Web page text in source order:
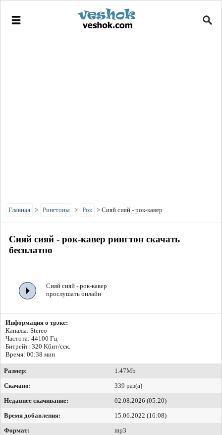
Главная > Рингтоны > Рок > Сияй сияй - рок-кавер
Сияй сияй - рок-кавер рингтон скачать
бесплатно
Сияй сияй - рок-кавер
прослушать онлайн
Информация о трэке:
Каналы: Stereo
Частота: 44100 Гц
Битрейт: 320 Кбит/сек.
Время: 00:38 мин
Размер:
1.47Mb
Скачано:
339 раз(а)
Недавнее скачивание:
02.08.2026 (05:20)
Время добавления:
15.06.2022 (16:08)
Формат:
mp3